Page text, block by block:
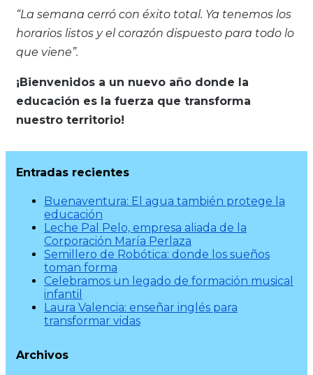
“La semana cerró con éxito total. Ya tenemos los
horarios listos y el corazón dispuesto para todo lo
que viene”.
¡Bienvenidos a un nuevo año donde la
educación es la fuerza que transforma
nuestro territorio!
Entradas recientes
Buenaventura: El agua también protege la
educación
Leche Pal Pelo, empresa aliada de la
Corporación María Perlaza
Semillero de Robótica: donde los sueños
toman forma
Celebramos un legado de formación musical
infantil
Laura Valencia: enseñar inglés para
transformar vidas
Archivos